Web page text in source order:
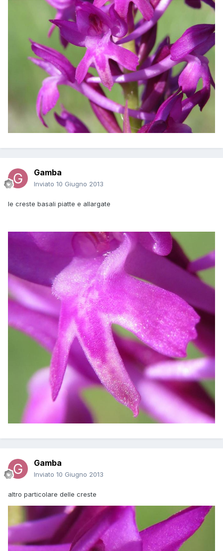
Gamba
Inviato 10 Giugno 2013
le creste basali piatte e allargate
Gamba
Inviato 10 Giugno 2013
altro particolare delle creste